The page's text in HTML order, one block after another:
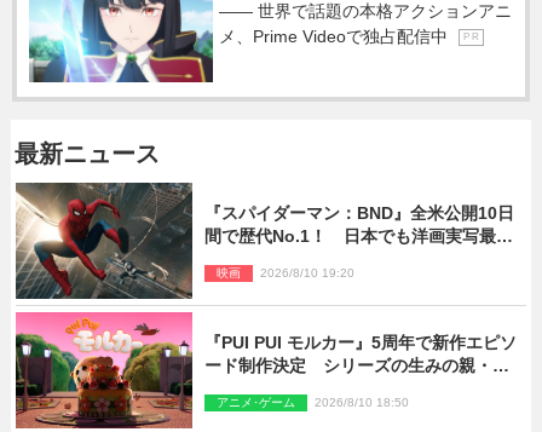
―― 世界で話題の本格アクションアニ
メ、Prime Videoで独占配信中
P R
最新ニュース
『スパイダーマン：BND』全米公開10日
間で歴代No.1！ 日本でも洋画実写最速
映画 2026/8/10 19:20
『PUI PUI モルカー』5周年で新作エピソ
ード制作決定 シリーズの生みの親・見
アニメ･ゲーム 2026/8/10 18:50